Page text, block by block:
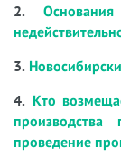
2.
3.
4. Кто
проведение